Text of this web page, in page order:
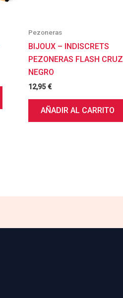
Pezoneras
BIJOUX – INDISCRETS
PEZONERAS FLASH CRUZ
NEGRO
12,95€
AÑADIR AL CARRITO